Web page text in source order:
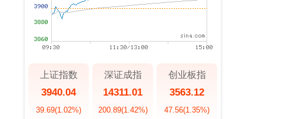
上证指数
3940.04
39.69(1.02%)
深证成指
14311.01
200.89(1.42%)
创业板指
3563.12
47.56(1.35%)